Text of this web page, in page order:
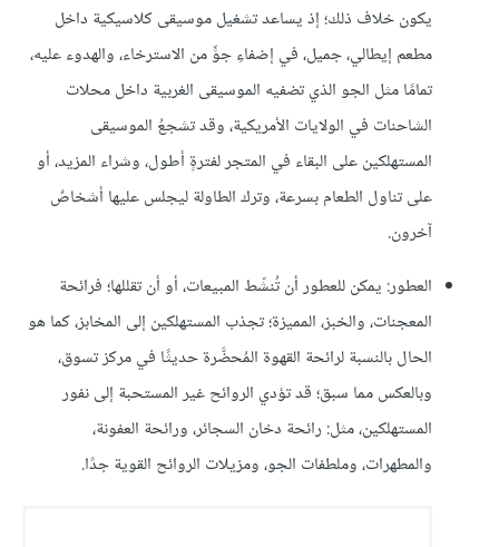
يكون خلاف ذلك؛ إذ يساعد تشغيل موسيقى كلاسيكية داخل
مطعم إيطالي، جميل، في إضفاءِ جوٍّ من الاسترخاء، والهدوء عليه،
تمامًا مثل الجو الذي تضفيه الموسيقى الغربية داخل محلات
الشاحنات في الولايات الأمريكية، وقد تشجعُ الموسيقى
المستهلكين على البقاء في المتجر لفترةٍ أطول، وشراء المزيد، أو
على تناول الطعام بسرعة، وترك الطاولة ليجلس عليها أشخاصٌ
آخرون.
العطور: يمكن للعطور أن تُنشّط المبيعات، أو أن تقللها؛ فرائحة
المعجنات، والخبز، المميزة؛ تجذب المستهلكين إلى المخابز، كما هو
الحال بالنسبة لرائحة القهوة المُحضَّرة حديثًا في مركز تسوق،
وبالعكس مما سبق؛ قد تؤدي الروائح غير المستحبة إلى نفور
المستهلكين، مثل: رائحة دخان السجائر، ورائحة العفونة،
والمطهرات، وملطفات الجو، ومزيلات الروائح القوية جدًا.